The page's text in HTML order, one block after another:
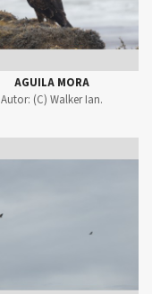
AGUILA MORA
Autor: (C) Walker Ian.